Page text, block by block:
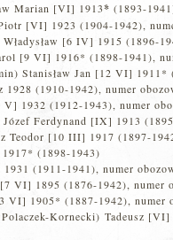
Marian [VI] 1913* (1893-
[VI] 1923 (1904-1942),
[6 IV] 1915 (1896-
[9 VI] 1916* (1898-1941),
Stanisław Jan [12 VI] 1911*
1928 (1910-1942), numer
V] 1932 (1912-1943), numer
Ferdynand [IX] 1913
Teodor [10 III] 1917 (1897-
(1898-1943)
1931 (1911-1941), numer
VI] 1895 (1876-1942), numer
VI] 1905* (1887-1942), numer
Kornecki) Tadeusz